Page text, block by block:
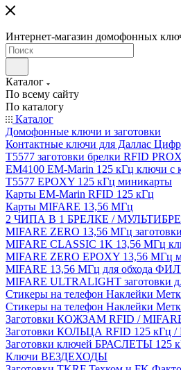
Интернет-магазин домофонных
Каталог
По всему сайту
По каталогу
Каталог
Домофонные ключи и заготовки
Контактные ключи для Даллас
T5577 заготовки брелки RFID
EM4100 EM-Marin 125 кГц ключи с
T5577 EPOXY 125 кГц миникарты
Карты EM-Marin RFID 125 кГц
Карты MIFARE 13,56 МГц
2 ЧИПА В 1 БРЕЛКЕ /
MIFARE ZERO 13,56 МГц
MIFARE CLASSIC 1K 13,56 МГц
MIFARE ZERO EPOXY 13,56 МГц
MIFARE 13,56 МГц для обхода
MIFARE ULTRALIGHT заготовки
Стикеры на телефон Наклейки
Стикеры на телефон Наклейки
Заготовки КОЖЗАМ RFID /
Заготовки КОЛЬЦА RFID 125 кГц
Заготовки ключей БРАСЛЕТЫ 125
Ключи ВЕЗДЕХОДЫ